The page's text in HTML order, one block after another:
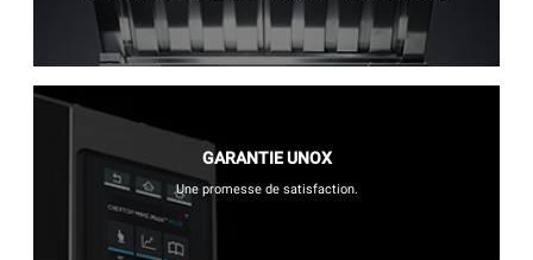
GARANTIE UNOX
Une promesse de satisfaction.